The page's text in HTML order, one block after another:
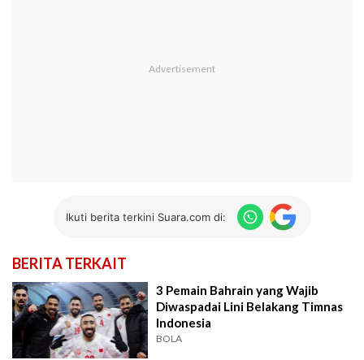
Ikuti berita terkini Suara.com di:
BERITA TERKAIT
3 Pemain Bahrain yang Wajib
Diwaspadai Lini Belakang Timnas
Indonesia
BOLA